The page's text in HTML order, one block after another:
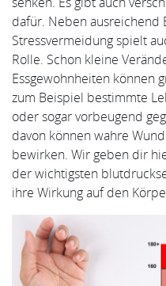
dafür. Neben ausreichend
Stressvermeidung spielt
Rolle. Schon kleine
Essgewohnheiten können
zum Beispiel bestimmte
oder sogar vorbeugend
davon können wahre
bewirken. Wir geben dir
der wichtigsten
ihre Wirkung auf den